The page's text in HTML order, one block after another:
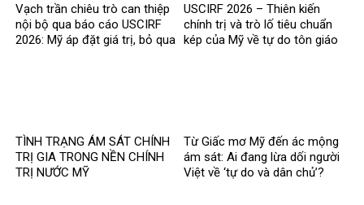
Vạch trần chiêu trò can thiệp
nội bộ qua báo cáo USCIRF
2026: Mỹ áp đặt giá trị, bỏ qua
USCIRF 2026 – Thiên kiến
chính trị và trò lố tiêu chuẩn
kép của Mỹ về tự do tôn giáo
TÌNH TRẠNG ÁM SÁT CHÍNH
TRỊ GIA TRONG NỀN CHÍNH
TRỊ NƯỚC MỸ
Từ Giấc mơ Mỹ đến ác mộng
ám sát: Ai đang lừa dối người
Việt về ‘tự do và dân chủ’?